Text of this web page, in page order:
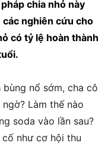
chia nhỏ này
nghiên cứu cho
có tỷ lệ hoàn thành
bùng nổ sớm, cha cô
Làm thế nào
soda vào lần sau?
như cơ hội thu